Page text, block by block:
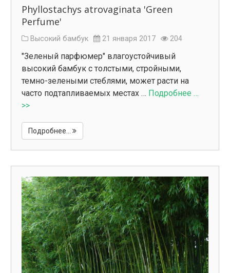
Phyllostachys atrovaginata 'Green
Perfume'
Высокий бамбук 21 января 2017 204
"Зеленый парфюмер" влагоустойчивый
высокий бамбук с толстыми, стройными,
темно-зелеными стеблями, может расти на
часто подтапливаемых местах … Подробнее …
>>
Подробнее...